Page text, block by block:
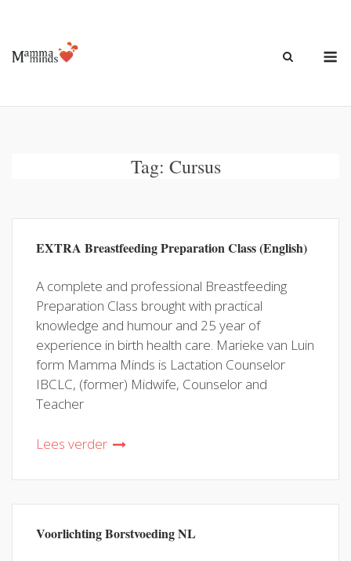
de
inhoud
Tag: Cursus
EXTRA Breastfeeding Preparation Class (English)
A complete and professional Breastfeeding
Preparation Class brought with practical
knowledge and humour and 25 year of
experience in birth health care. Marieke van Luin
form Mamma Minds is Lactation Counselor
IBCLC, (former) Midwife, Counselor and
Teacher
Lees verder
Voorlichting Borstvoeding NL